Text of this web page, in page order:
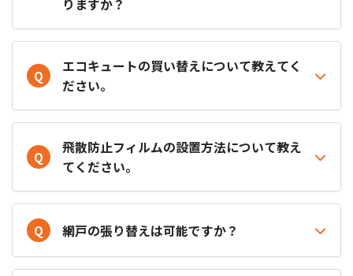
りますか？
Q
エコキュートの買い替えについて教えてく
ださい。
Q
飛散防止フィルムの設置方法について教え
てください。
Q 網戸の張り替えは可能ですか？